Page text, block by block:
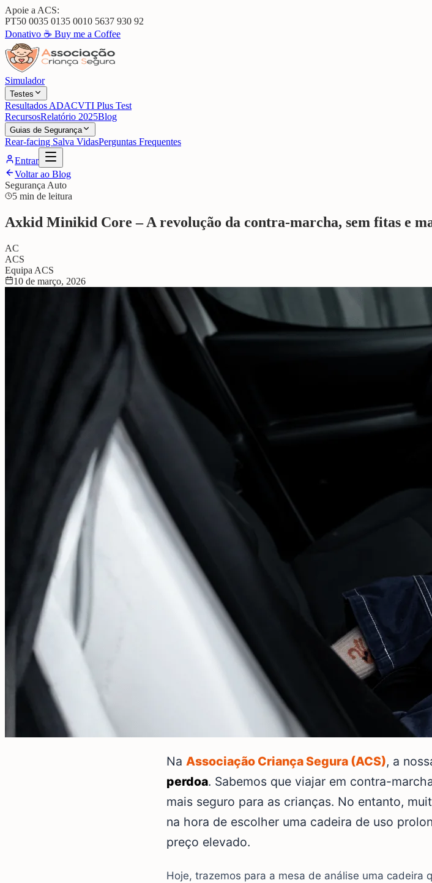
Apoie a ACS:
PT50 0035 0135 0010 5637 930 92
Donativo ☕ Buy me a Coffee
Simulador
Testes
Resultados ADACVTI Plus Test
RecursosRelatório 2025Blog
Guias de Segurança
Rear-facing Salva VidasPerguntas Frequentes
Entrar
Voltar ao Blog
Segurança Auto
5 min de leitura
Axkid Minikid Core – A revolução da contra-marcha, sem fitas e
AC
ACS
Equipa ACS
10 de março, 2026
Na Associação Criança Segura (ACS), a
perdoa. Sabemos que viajar em contra-
mais seguro para as crianças. No entanto,
na hora de escolher uma cadeira de uso
preço elevado.
Hoje, trazemos para a mesa de análise uma cadeira